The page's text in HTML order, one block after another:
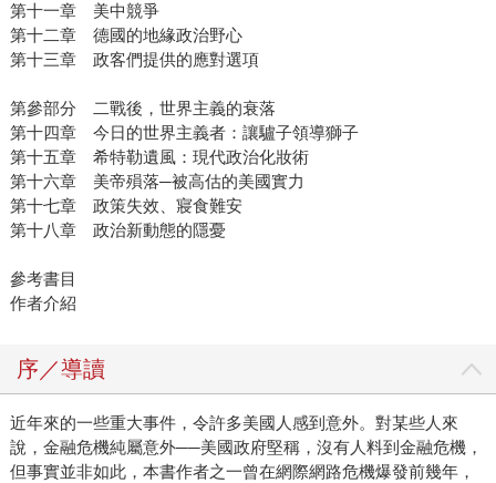
第十一章 美中競爭
第十二章 德國的地緣政治野心
第十三章 政客們提供的應對選項
第參部分 二戰後，世界主義的衰落
第十四章 今日的世界主義者：讓驢子領導獅子
第十五章 希特勒遺風：現代政治化妝術
第十六章 美帝殞落─被高估的美國實力
第十七章 政策失效、寢食難安
第十八章 政治新動態的隱憂
參考書目
作者介紹
序／導讀
近年來的一些重大事件，令許多美國人感到意外。對某些人來
說，金融危機純屬意外──美國政府堅稱，沒有人料到金融危機，
但事實並非如此，本書作者之一曾在網際網路危機爆發前幾年，